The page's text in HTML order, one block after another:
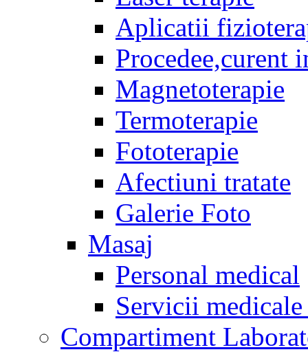
Aplicatii
Procedee,curent
Magnetoterapie
Termoterapie
Fototerapie
Afectiuni tratate
Galerie Foto
Masaj
Personal medical
Servicii
Compartiment